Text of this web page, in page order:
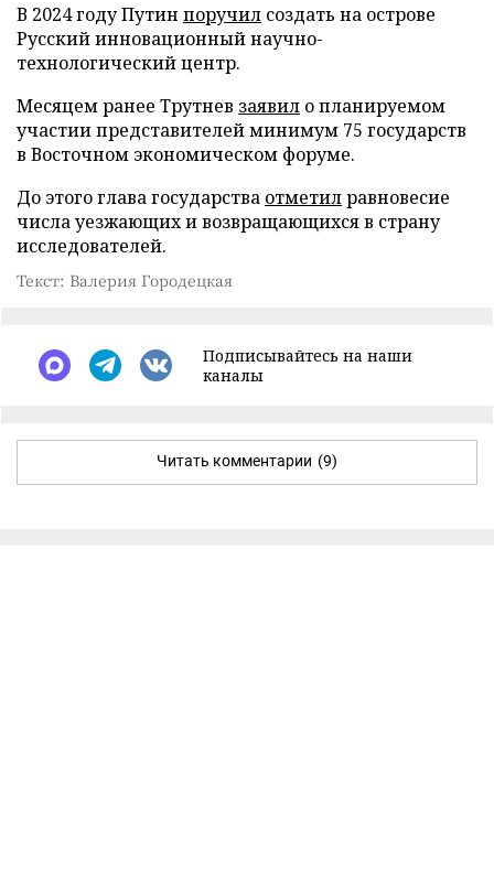
В 2024 году Путин поручил создать на острове
Русский инновационный научно-
технологический центр.
Месяцем ранее Трутнев заявил о планируемом
участии представителей минимум 75 государств
в Восточном экономическом форуме.
До этого глава государства отметилравновесие
числа уезжающих и возвращающихся в страну
исследователей.
Текст: Валерия Городецкая
Подписывайтесь на наши
каналы
Читать комментарии (9)